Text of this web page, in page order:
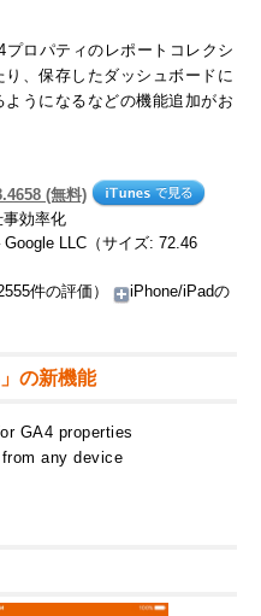
ロパティのレポートコレクシ
、保存したダッシュボードに
うになるなどの機能追加がお
(無料)
効率化
LLC（サイズ: 72.46
2555件の評価）
iPhone/iPadの
の新機能
GA4 properties
any device